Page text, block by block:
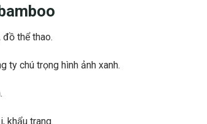
thể thao.
ty chú trọng hình ảnh xanh.
khẩu trang.